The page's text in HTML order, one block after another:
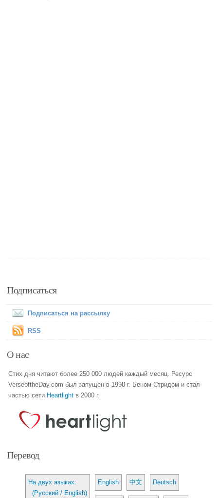
Подписаться
Подписаться на рассылку
RSS
О нас
Стих дня читают более 250 000 людей каждый месяц. Ресурс
VerseoftheDay.com был запущен в 1998 г. Беном Стридом и стал
частью сети Heartlight в 2000 г.
Перевод
На двух языках:
(Русский / English)
English 中文 Deutsch